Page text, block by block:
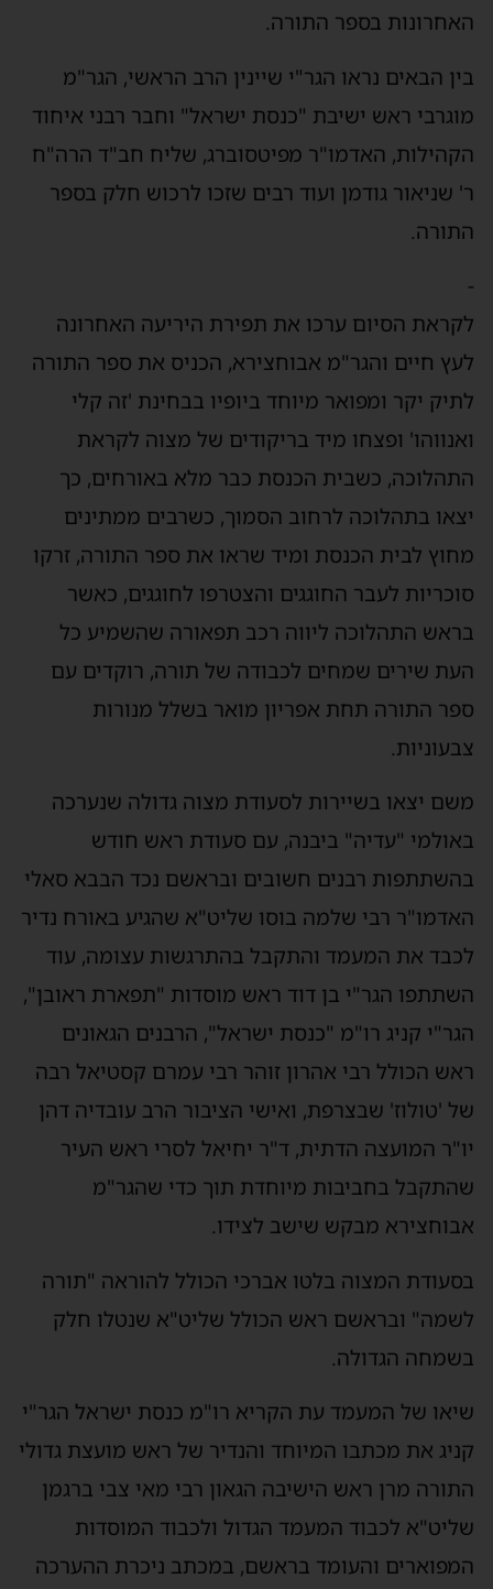
בספר התורה.
הבאים נראו הגר"י שיינין הרב הראשי, הגר"מ
ראש ישיבת "כנסת ישראל" וחבר רבני איחוד
האדמו"ר מפיטסוברג, שליח חב"ד הרה"ח
שניאור גודמן ועוד רבים שזכו לרכוש חלק בספר
הסיום ערכו את תפירת היריעה האחרונה
חיים והגר"מ אבוחצירא, הכניס את ספר התורה
יקר ומפואר מיוחד ביופיו בבחינת 'זה קלי
ופצחו מיד בריקודים של מצוה לקראת
כשבית הכנסת כבר מלא באורחים, כך
בתהלוכה לרחוב הסמוך, כשרבים ממתינים
לבית הכנסת ומיד שראו את ספר התורה, זרקו
לעבר החוגגים והצטרפו לחוגגים, כאשר
התהלוכה ליווה רכב תפאורה שהשמיע כל
שירים שמחים לכבודה של תורה, רוקדים עם
התורה תחת אפריון מואר בשלל מנורות
יצאו בשיירות לסעודת מצוה גדולה שנערכה
"עדיה" ביבנה, עם סעודת ראש חודש
רבנים חשובים ובראשם נכד הבבא סאלי
רבי שלמה בוסו שליט"א שהגיע באורח נדיר
את המעמד והתקבל בהתרגשות עצומה, עוד
הגר"י בן דוד ראש מוסדות "תפארת ראובן",
קניג רו"מ "כנסת ישראל", הרבנים הגאונים
הכולל רבי אהרון זוהר רבי עמרם קסטיאל רבה
'טולוז' שבצרפת, ואישי הציבור הרב עובדיה דהן
המועצה הדתית, ד"ר יחיאל לסרי ראש העיר
בחביבות מיוחדת תוך כדי שהגר"מ
מבקש שישב לצידו.
המצוה בלטו אברכי הכולל להוראה "תורה
ובראשם ראש הכולל שליט"א שנטלו חלק
הגדולה.
של המעמד עת הקריא רו"מ כנסת ישראל הגר"י
את מכתבו המיוחד והנדיר של ראש מועצת גדולי
מרן ראש הישיבה הגאון רבי מאי צבי ברגמן
לכבוד המעמד הגדול ולכבוד המוסדות
והעומד בראשם, במכתב ניכרת ההערכה